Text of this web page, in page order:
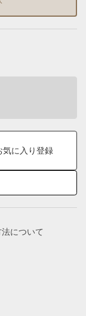
気に入り登録
について